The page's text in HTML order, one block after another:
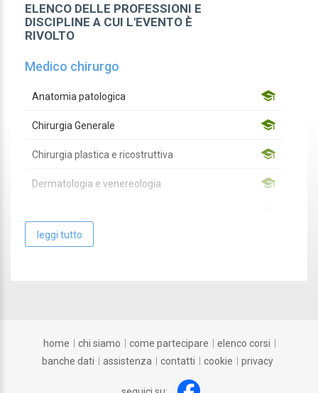
ELENCO DELLE PROFESSIONI E
DISCIPLINE A CUI L'EVENTO È
RIVOLTO
Medico chirurgo
Anatomia patologica
Chirurgia Generale
Chirurgia plastica e ricostruttiva
Dermatologia e venereologia
Oncologia
leggi tutto
home chi siamo come partecipare
elenco corsi
banche dati
assistenza contatti cookie privacy